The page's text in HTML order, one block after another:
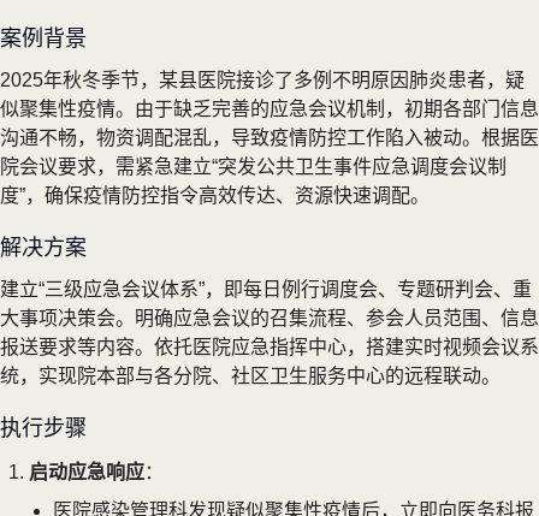
案例背景
2025年秋冬季节，某县医院接诊了多例不明原因肺炎患者，疑
似聚集性疫情。由于缺乏完善的应急会议机制，初期各部门信息
沟通不畅，物资调配混乱，导致疫情防控工作陷入被动。根据医
院会议要求，需紧急建立“突发公共卫生事件应急调度会议制
度”，确保疫情防控指令高效传达、资源快速调配。
解决方案
建立“三级应急会议体系”，即每日例行调度会、专题研判会、重
大事项决策会。明确应急会议的召集流程、参会人员范围、信息
报送要求等内容。依托医院应急指挥中心，搭建实时视频会议系
统，实现院本部与各分院、社区卫生服务中心的远程联动。
执行步骤
启动应急响应：
医院感染管理科发现疑似聚集性疫情后，立即向医务科报